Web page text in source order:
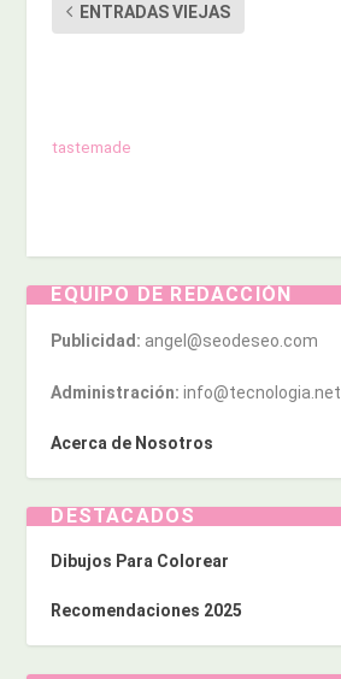
ENTRADAS VIEJAS
tastemade
EQUIPO DE REDACCIÓN
Publicidad: angel@seodeseo.com
Administración: info@tecnologia.net
Acerca de Nosotros
DESTACADOS
Dibujos Para Colorear
Recomendaciones 2025